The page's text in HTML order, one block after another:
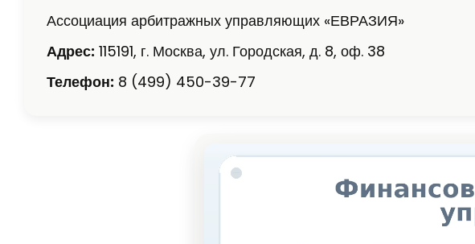
Ассоциация арбитражных управляющих «ЕВРАЗИЯ»
Адрес: 115191, г. Москва, ул. Городская, д. 8, оф. 38
Телефон: 8 (499) 450-39-77